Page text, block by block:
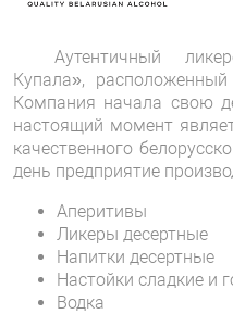
Аутентичный
Купала»,
Компания начала свою
настоящий момент
качественного
день предприятие
Аперитивы
Ликеры десертные
Напитки десертные
Настойки сладкие и
Водка